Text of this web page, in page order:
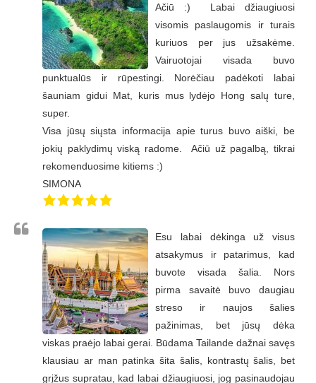
Ačiū :) Labai džiaugiuosi
visomis paslaugomis ir turais
kuriuos per jus užsakėme.
Vairuotojai visada buvo
punktualūs ir rūpestingi. Norėčiau padėkoti labai
šauniam gidui Mat, kuris mus lydėjo Hong salų ture,
super.
Visa jūsų siųsta informacija apie turus buvo aiški, be
jokių paklydimų viską radome. Ačiū už pagalbą, tikrai
rekomenduosime kitiems :)
SIMONA
Esu labai dėkinga už visus
atsakymus ir patarimus, kad
buvote visada šalia. Nors
pirma savaitė buvo daugiau
streso ir naujos šalies
pažinimas, bet jūsų dėka
viskas praėjo labai gerai. Būdama Tailande dažnai savęs
klausiau ar man patinka šita šalis, kontrastų šalis, bet
grįžus supratau, kad labai džiaugiuosi, jog pasinaudojau